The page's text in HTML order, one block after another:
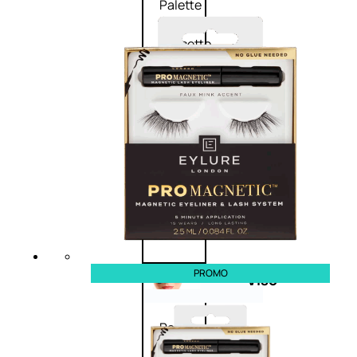
Palette
labbra
Rossetto
Gloss
Matita
labbra
Rimpolpante
Balsamo
labbra
BB e
CC
Cream
Viso
Palette
viso
PROMO